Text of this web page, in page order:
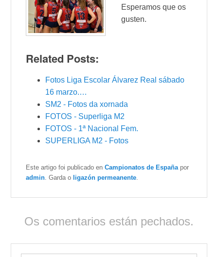
Esperamos que os
gusten.
Related Posts:
Fotos Liga Escolar Álvarez Real sábado
16 marzo.…
SM2 - Fotos da xornada
FOTOS - Superliga M2
FOTOS - 1ª Nacional Fem.
SUPERLIGA M2 - Fotos
Este artigo foi publicado enCampionatos de España por
admin . Garda o ligazón permeanente
Os comentarios están pechados.